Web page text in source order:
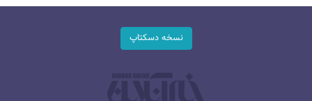
نسخه دسکتاپ